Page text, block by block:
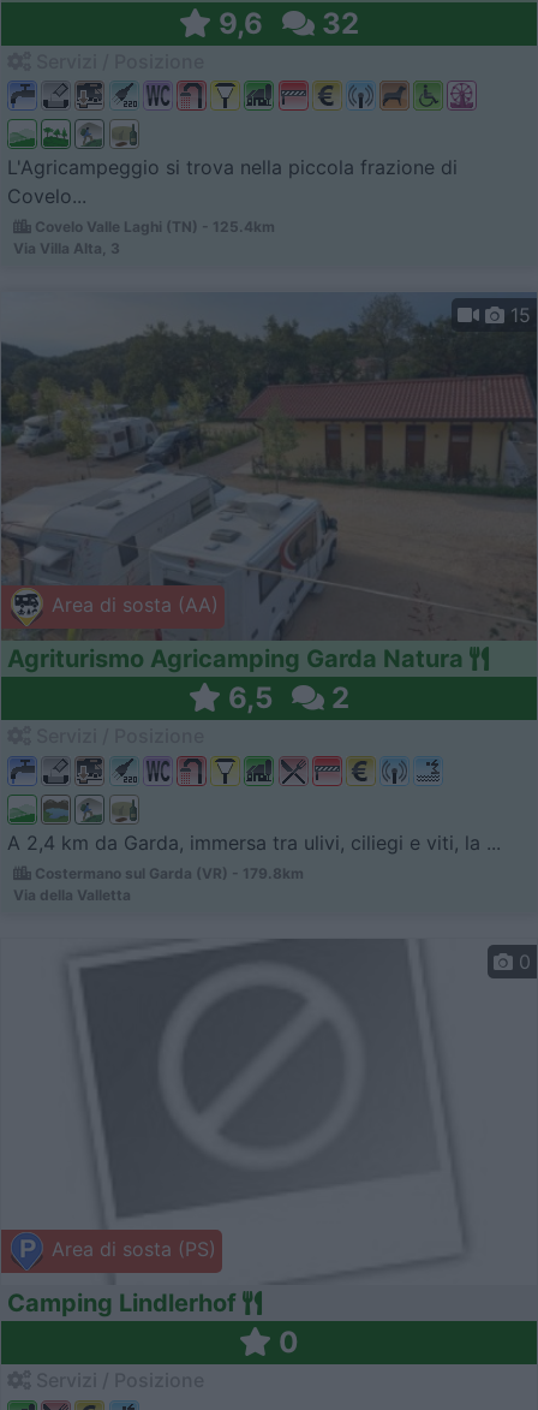
9,6 32
L'Agricampeggio si trova nella piccola frazione di
Covelo...
Covelo Valle Laghi (TN) - 125.4km
Via Villa Alta, 3
Area di sosta (AA)
15
Agriturismo Agricamping Garda Natura
6,5 2
A 2,4 km da Garda, immersa tra ulivi, ciliegi e viti, la ...
Costermano sul Garda (VR) - 179.8km
Via della Valletta
Area di sosta (PS)
0
Camping Lindlerhof
0